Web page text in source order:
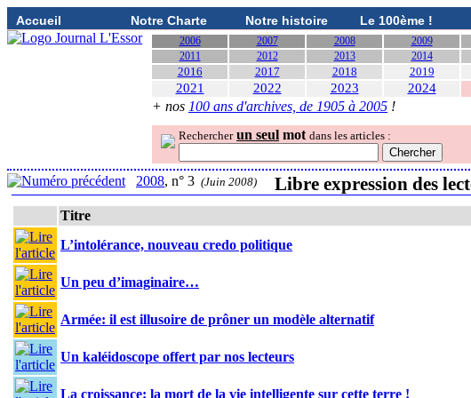
Accueil Notre Charte Notre histoire Le 100ème !
2006 2007 2008 2009
2011
2012 2013 2014
2016 2017 2018 2019
2021 2022 2023 2024
+ nos 100 ans d'archives, de 1905 à 2005 !
Rechercher un seul mot dans les articles :
2008, n° 3 (Juin 2008) Libre expression des
Titre
L’intolérance, nouveau credo politique
Un peu d’imaginaire…
Armée: il est illusoire de prôner un modèle alternatif
Un kaléidoscope offert par nos lecteurs
La croissance: la mort de la vie intelligente sur cette terre !